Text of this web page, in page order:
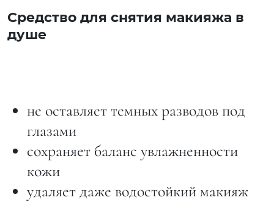
Средство для снятия макияжа в
душе
не оставляет темных разводов под
глазами
сохраняет баланс увлажненности
кожи
удаляет даже водостойкий макияж